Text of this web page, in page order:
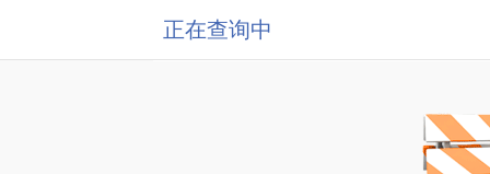
正在查询中